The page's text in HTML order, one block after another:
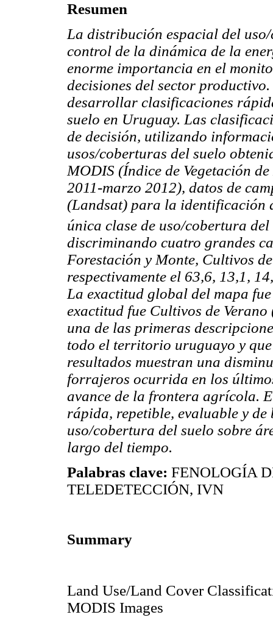
Resumen
La distribución espacial del
control de la dinámica de la
enorme importancia en el
decisiones del sector
desarrollar clasificaciones
suelo en Uruguay. Las
de decisión, utilizando
usos/coberturas del suelo
MODIS (Índice de Vegetación
2011-marzo 2012), datos de
(Landsat) para la identificación
única clase de uso/cobertura
discriminando cuatro grandes
Forestación y Monte, Cultivos
respectivamente el 63,6, 13,1,
La exactitud global del mapa
exactitud fue Cultivos de
una de las primeras
todo el territorio uruguayo y
resultados muestran una
forrajeros ocurrida en los
avance de la frontera agrícola.
rápida, repetible, evaluable y
uso/cobertura del suelo sobre
largo del tiempo.
Palabras clave: FENOLOGÍA
TELEDETECCIÓN, IVN
Summary
Land Use/Land Cover
MODIS Images